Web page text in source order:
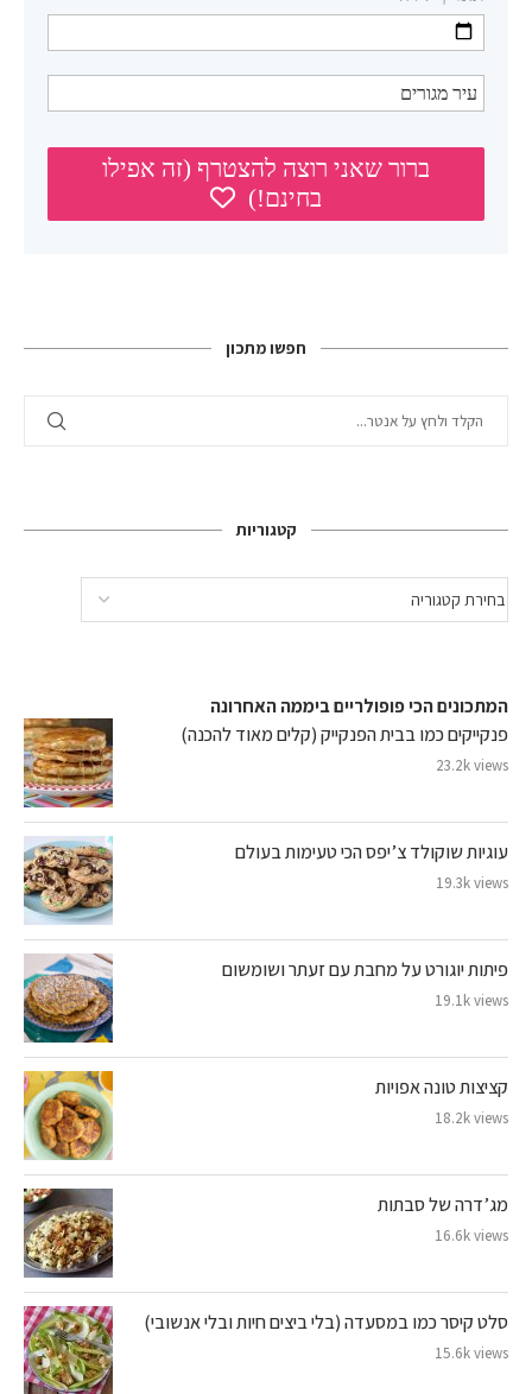
חפשו מתכון
קטגוריות
המתכונים הכי פופולריים ביממה האחרונה
פנקייקים כמו בבית הפנקייק (קלים מאוד להכנה)
23.2k views
עוגיות שוקולד צ’יפס הכי טעימות בעולם
19.3k views
פיתות יוגורט על מחבת עם זעתר ושומשום
19.1k views
קציצות טונה אפויות
18.2k views
מג’דרה של סבתות
16.6k views
סלט קיסר כמו במסעדה (בלי ביצים חיות ובלי אנשובי)
15.6k views